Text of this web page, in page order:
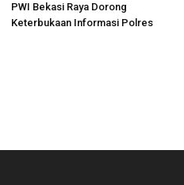
PWI Bekasi Raya Dorong
Keterbukaan Informasi Polres